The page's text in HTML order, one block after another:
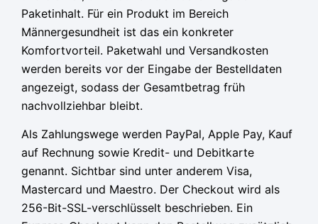
Paketinhalt. Für ein Produkt im Bereich
Männergesundheit ist das ein konkreter
Komfortvorteil. Paketwahl und Versandkosten
werden bereits vor der Eingabe der Bestelldaten
angezeigt, sodass der Gesamtbetrag früh
nachvollziehbar bleibt.
Als Zahlungswege werden PayPal, Apple Pay, Kauf
auf Rechnung sowie Kredit- und Debitkarte
genannt. Sichtbar sind unter anderem Visa,
Mastercard und Maestro. Der Checkout wird als
256-Bit-SSL-verschlüsselt beschrieben. Ein